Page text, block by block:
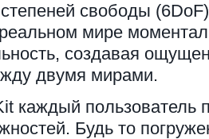
свободы
мире
создавая
двумя мирами.
каждый пользователь
Будь то